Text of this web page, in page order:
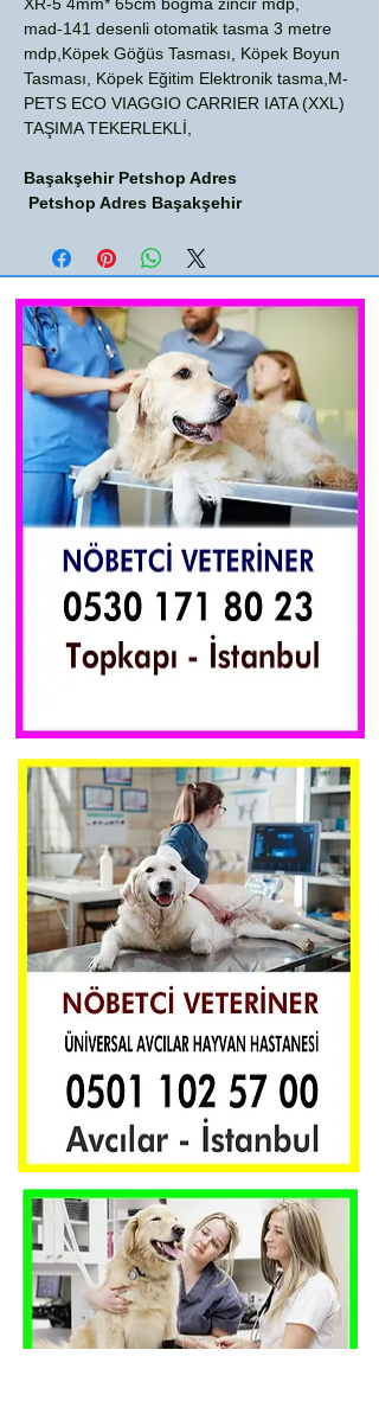
mad-141 desenli otomatik tasma 3 metre
mdp,Köpek Göğüs Tasması, Köpek Boyun
Tasması, Köpek Eğitim Elektronik tasma,M-
PETS ECO VIAGGIO CARRIER IATA (XXL)
TAŞIMA TEKERLEKLİ,
Başakşehir Petshop Adres
Petshop Adres Başakşehir